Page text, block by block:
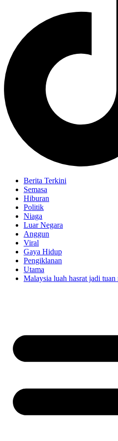
Berita Terkini
Semasa
Hiburan
Politik
Niaga
Luar Negara
Anggun
Viral
Gaya Hidup
Pengiklanan
Utama
Malaysia luah hasrat jadi